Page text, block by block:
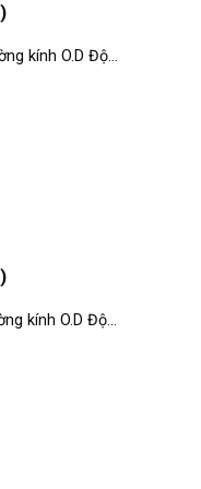
kính O.D Độ...
kính O.D Độ...